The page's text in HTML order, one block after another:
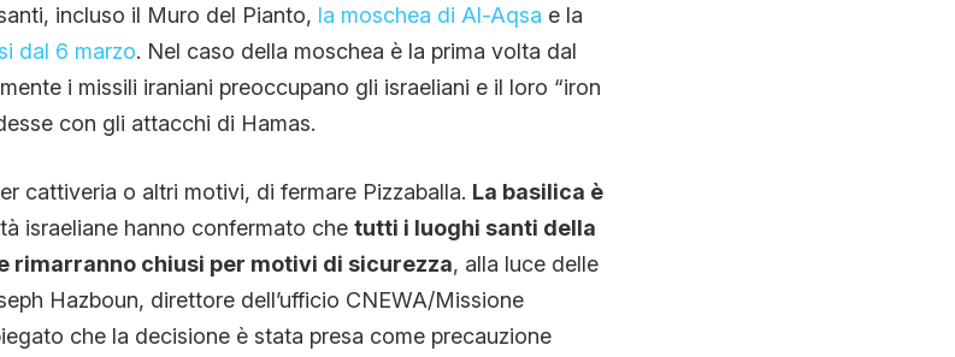
incluso il Muro del Pianto, la moschea di Al-Aqsa e la
dal 6 marzo. Nel caso della moschea è la prima volta dal
i missili iraniani preoccupano gli israeliani e il loro “iron
con gli attacchi di Hamas.
cattiveria o altri motivi, di fermare Pizzaballa. La basilica è
israeliane hanno confermato che tutti i luoghi santi della
rimarranno chiusi per motivi di sicurezza, alla luce delle
Hazboun, direttore dell’ufficio CNEWA/Missione
che la decisione è stata presa come precauzione